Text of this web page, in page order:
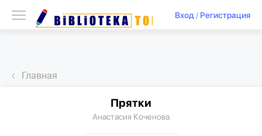
Вход/ Регистрация
Главная
Прятки
Анастасия Коченова